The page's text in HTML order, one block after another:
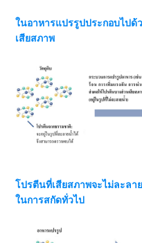
ในอาหารแปรรูปประกอบไป
เสียสภาพ
โปรตีนที่เสียสภาพจะไม่ละล
ในการสกัดทั่วไป